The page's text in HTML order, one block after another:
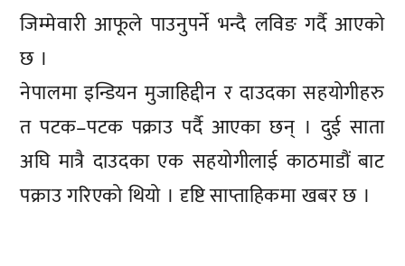
जिम्मेवारी आफूले पाउनुपर्ने भन्दै लविङ गर्दै आएको
छ ।
नेपालमा इन्डियन मुजाहिद्दीन र दाउदका सहयोगीहरु
त पटक–पटक पक्राउ पर्दै आएका छन् । दुई साता
अघि मात्रै दाउदका एक सहयोगीलाई काठमाडौं बाट
पक्राउ गरिएको थियो । दृष्टि साप्ताहिकमा खबर छ ।